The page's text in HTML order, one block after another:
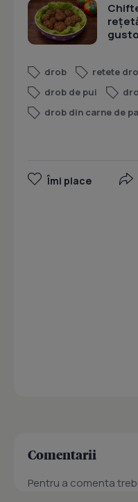
drob retete
drob de pui
drob din carne de
Îmi place
Comentarii
Pentru a comenta